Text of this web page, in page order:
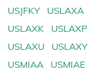
USJFKY
USLAXA
USLAXK
USLAXP
USLAXU
USLAXY
USMIAA
USMIAE